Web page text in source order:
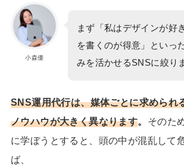
小森優
まず「私はデザインが好
を書くのが得意」といっ
みを活かせるSNSに絞り
SNS運用代行は、媒体ごとに求められ
ノウハウが大きく異なります。 そのた
に学ぼうとすると、頭の中が混乱して
ば、